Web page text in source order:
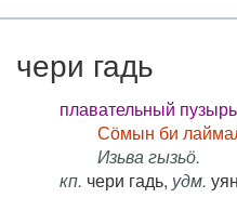
чери гадь
плавательный
Сӧмын би
Изьва гызьӧ.
кп. чери гадь, удм.